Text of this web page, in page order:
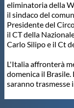
Master
Formazione
eliminatoria della
il sindaco del
Presidente del
il CT della
Carlo Silipo e il Ct
L'Italia affronterà
domenica il
saranno trasmesse